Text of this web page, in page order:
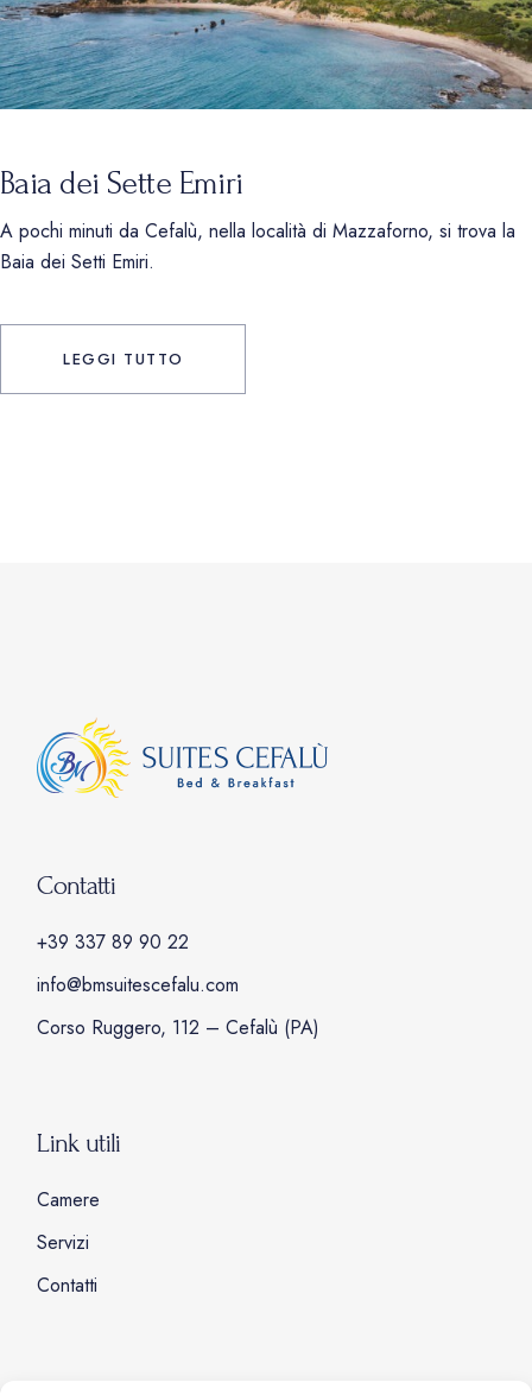
Baia dei Sette Emiri
A pochi minuti da Cefalù, nella località di Mazzaforno, si trova la
Baia dei Setti Emiri.
LEGGI TUTTO
Contatti
+39 337 89 90 22
info@bmsuitescefalu.com
Corso Ruggero, 112 – Cefalù (PA)
Link utili
Camere
Servizi
Contatti